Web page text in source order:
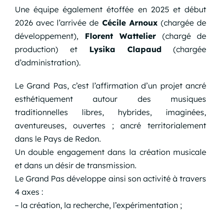
Une équipe également étoffée en 2025 et début
2026 avec l’arrivée de Cécile Arnoux(chargée de
développement), Florent Wattelier (chargé de
production) et Lysika Clapaud (chargée
d’administration).
Le Grand Pas, c’est l’affirmation d’un projet ancré
esthétiquement autour des musiques
traditionnelles libres, hybrides, imaginées,
aventureuses, ouvertes ; ancré territorialement
dans le Pays de Redon.
Un double engagement dans la création musicale
et dans un désir de transmission.
Le Grand Pas développe ainsi son activité à travers
4 axes :
– la création, la recherche, l’expérimentation ;